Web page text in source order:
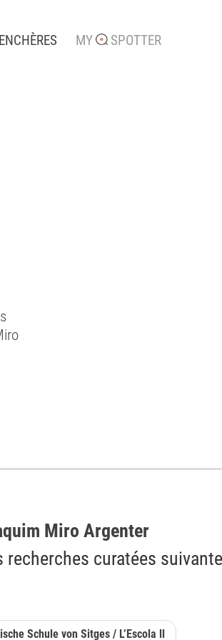
ENCHÈRES MY SPOTTER
Miro Argenter
recherches curatées
Schule von Sitges / L’Escola ll